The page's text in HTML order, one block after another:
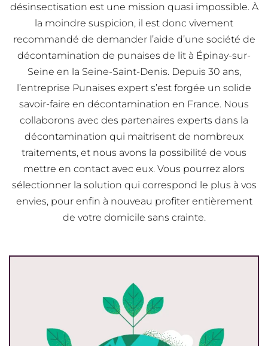
désinsectisation est une mission quasi impossible. À
la moindre suspicion, il est donc vivement
recommandé de demander l’aide d’une société de
décontamination de punaises de lit à Épinay-sur-
Seine en la Seine-Saint-Denis. Depuis 30 ans,
l’entreprise Punaises expert s’est forgée un solide
savoir-faire en décontamination en France. Nous
collaborons avec des partenaires experts dans la
décontamination qui maitrisent de nombreux
traitements, et nous avons la possibilité de vous
mettre en contact avec eux. Vous pourrez alors
sélectionner la solution qui correspond le plus à vos
envies, pour enfin à nouveau profiter entièrement
de votre domicile sans crainte.